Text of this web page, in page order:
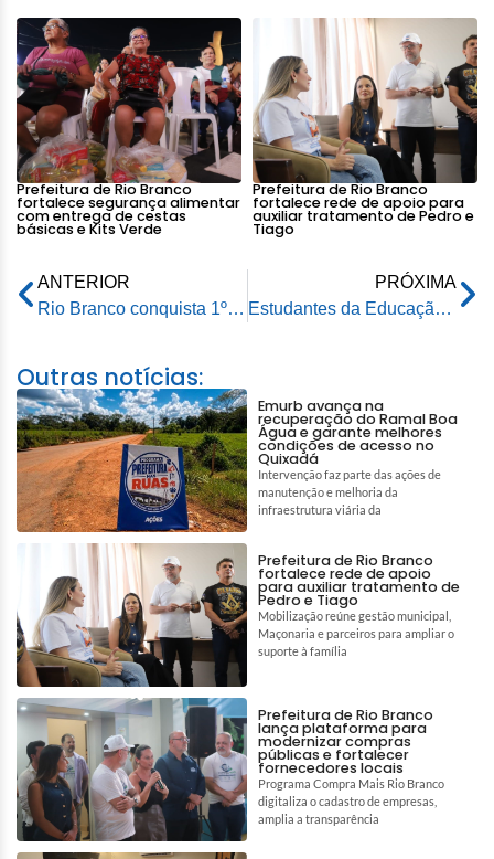
Prefeitura de Rio Branco
fortalece segurança alimentar
com entrega de cestas
básicas e Kits Verde
Prefeitura de Rio Branco
fortalece rede de apoio para
auxiliar tratamento de Pedro e
Tiago
ANTERIOR
Rio Branco conquista 1º lugar regional no Prêmio Alfabetiza Acre 2026
PRÓXIMA
Estudantes da Educação Municipal de Rio Branco vivem experiência de aprendizado na NASA
Outras notícias:
Emurb avança na
recuperação do Ramal Boa
Água e garante melhores
condições de acesso no
Quixadá
Intervenção faz parte das ações de
manutenção e melhoria da
infraestrutura viária da
Prefeitura de Rio Branco
fortalece rede de apoio
para auxiliar tratamento de
Pedro e Tiago
Mobilização reúne gestão municipal,
Maçonaria e parceiros para ampliar o
suporte à família
Prefeitura de Rio Branco
lança plataforma para
modernizar compras
públicas e fortalecer
fornecedores locais
Programa Compra Mais Rio Branco
digitaliza o cadastro de empresas,
amplia a transparência